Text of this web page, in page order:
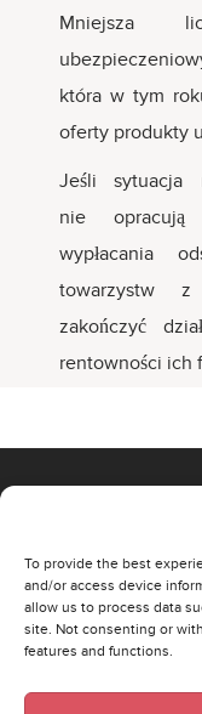
To provide the best
and/or access device
allow us to process data
site. Not consenting or
features and functions.
Mniejsza
która w tym
oferty produkty
Jeśli
nie opracują
wypłacania
towarzystw z
zakończyć
rentowności ich
00-807 Warszawa,
Al. Jerozolimskie 96
Email: